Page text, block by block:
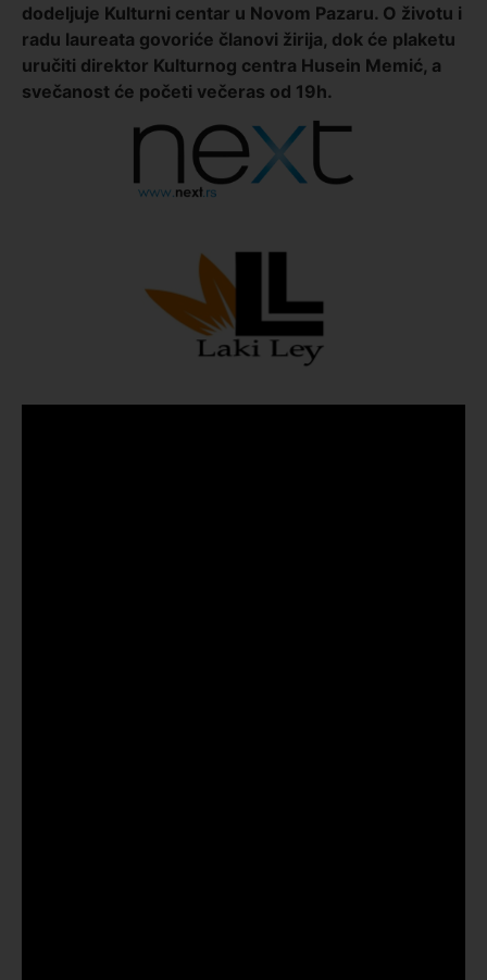
dodeljuje Kulturni centar u Novom Pazaru. O životu i
radu laureata govoriće članovi žirija, dok će plaketu
uručiti direktor Kulturnog centra Husein Memić, a
svečanost će početi večeras od 19h.